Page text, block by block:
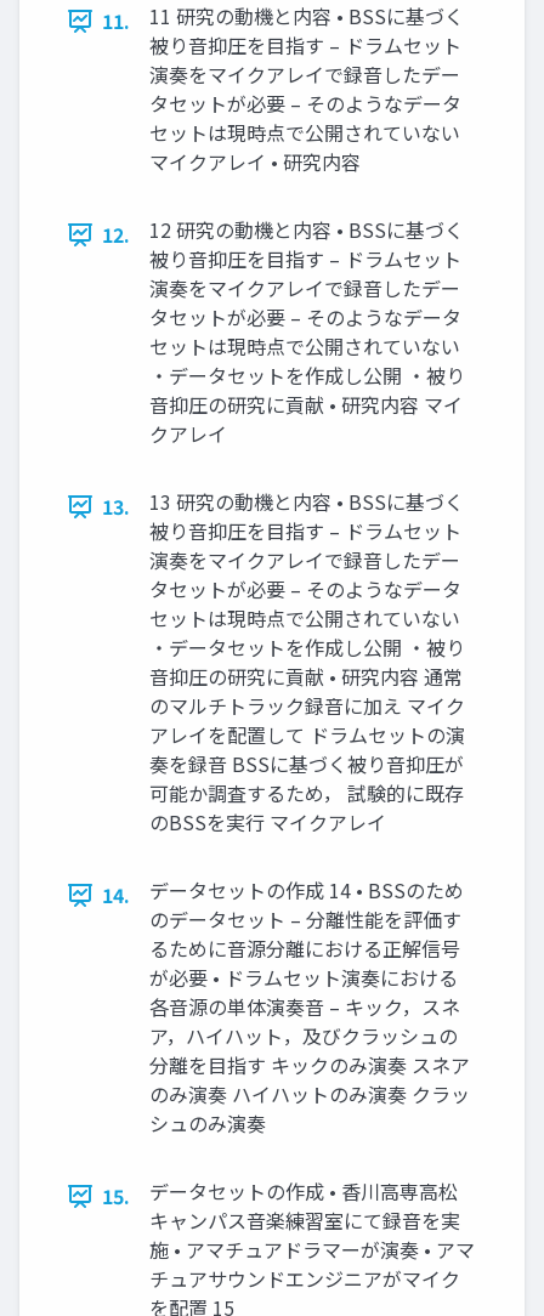
11.
11 研究の動機と内容 • BSSに基づく
被り音抑圧を目指す – ドラムセット
演奏をマイクアレイで録音したデー
タセットが必要 – そのようなデータ
セットは現時点で公開されていない
マイクアレイ • 研究内容
12.
12 研究の動機と内容 • BSSに基づく
被り音抑圧を目指す – ドラムセット
演奏をマイクアレイで録音したデー
タセットが必要 – そのようなデータ
セットは現時点で公開されていない
・データセットを作成し公開 ・被り
音抑圧の研究に貢献 • 研究内容 マイ
クアレイ
13.
13 研究の動機と内容 • BSSに基づく
被り音抑圧を目指す – ドラムセット
演奏をマイクアレイで録音したデー
タセットが必要 – そのようなデータ
セットは現時点で公開されていない
・データセットを作成し公開 ・被り
音抑圧の研究に貢献 • 研究内容 通常
のマルチトラック録音に加え マイク
アレイを配置して ドラムセットの演
奏を録音 BSSに基づく被り音抑圧が
可能か調査するため， 試験的に既存
のBSSを実行 マイクアレイ
14.
データセットの作成 14 • BSSのため
のデータセット – 分離性能を評価す
るために音源分離における正解信号
が必要 • ドラムセット演奏における
各音源の単体演奏音 – キック，スネ
ア，ハイハット，及びクラッシュの
分離を目指す キックのみ演奏 スネア
のみ演奏 ハイハットのみ演奏 クラッ
シュのみ演奏
15.
データセットの作成 • 香川高専高松
キャンパス音楽練習室にて録音を実
施 • アマチュアドラマーが演奏 • アマ
チュアサウンドエンジニアがマイク
を配置 15